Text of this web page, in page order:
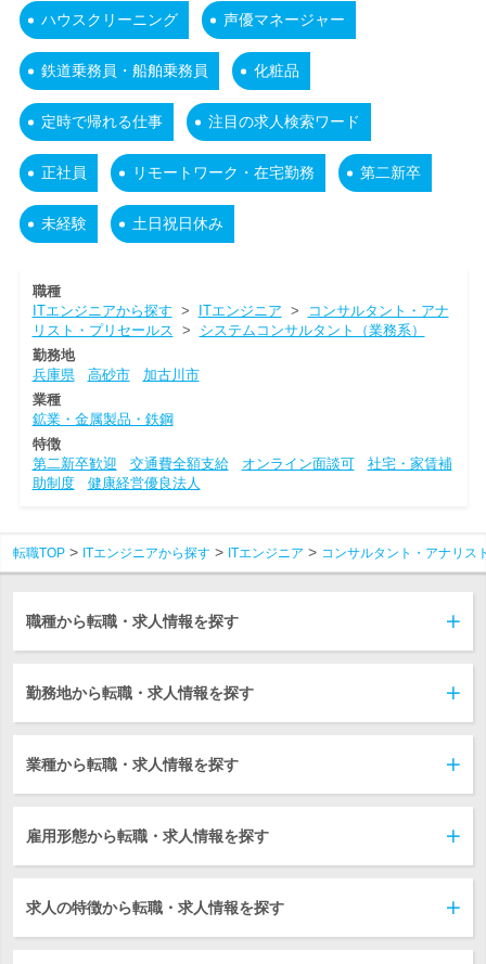
ハウスクリーニング 声優マネージャー
鉄道乗務員・船舶乗務員 化粧品
定時で帰れる仕事 注目の求人検索ワード
正社員 リモートワーク・在宅勤務 第二新卒
未経験 土日祝日休み
職種
ITエンジニアから探す > ITエンジニア >
コンサルタント・アナ
リスト・プリセールス > システムコンサルタント（業務系）
勤務地
兵庫県
高砂市
加古川市
業種
鉱業・金属製品・鉄鋼
特徴
第二新卒歓迎
交通費全額支給 オンライン面談可
社宅・家賃補
助制度
健康経営優良法人
転職TOP ITエンジニアから探す ITエンジニア コンサルタント・アナリス
職種から転職・求人情報を探す
勤務地から転職・求人情報を探す
業種から転職・求人情報を探す
雇用形態から転職・求人情報を探す
求人の特徴から転職・求人情報を探す